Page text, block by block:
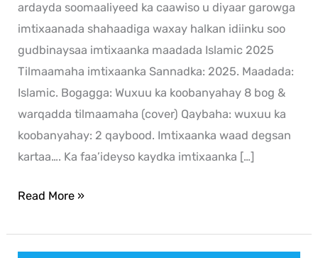
ardayda soomaaliyeed ka caawiso u diyaar garowga
imtixaanada shahaadiga waxay halkan idiinku soo
gudbinaysaa imtixaanka maadada Islamic 2025
Tilmaamaha imtixaanka Sannadka: 2025. Maadada:
Islamic. Bogagga: Wuxuu ka koobanyahay 8 bog &
warqadda tilmaamaha (cover) Qaybaha: wuxuu ka
koobanyahay: 2 qaybood. Imtixaanka waad degsan
kartaa…. Ka faa’ideyso kaydka imtixaanka […]
Read More »